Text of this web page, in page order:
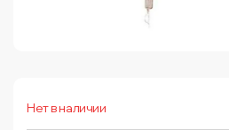
Нет в наличии